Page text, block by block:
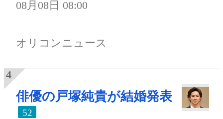
08月08日 08:00
オリコンニュース
俳優の戸塚純貴が結婚発表
52